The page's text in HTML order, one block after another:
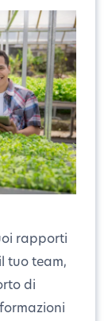
rapporti
tuo team,
di